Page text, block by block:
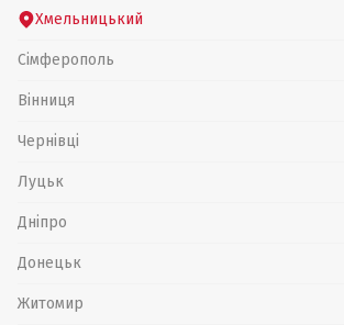
Хмельницький
Сімферополь
Вінниця
Чернівці
Луцьк
Дніпро
Донецьк
Житомир